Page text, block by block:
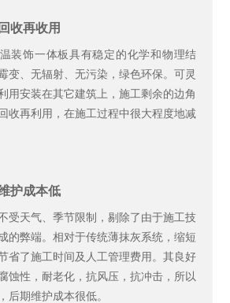
收再收用
装饰一体板具有稳定的化学和物理结
变、无辐射、无污染，绿色环保。可灵
用安装在其它建筑上，施工剩余的边角
收再利用，在施工过程中很大程度地减
护成本低
受天气、季节限制，剔除了由于施工技
的弊端。相对于传统薄抹灰系统，缩短
省了施工时间及人工管理费用。其良好
蚀性，耐老化，抗风压，抗冲击，所以
后期维护成本很低。